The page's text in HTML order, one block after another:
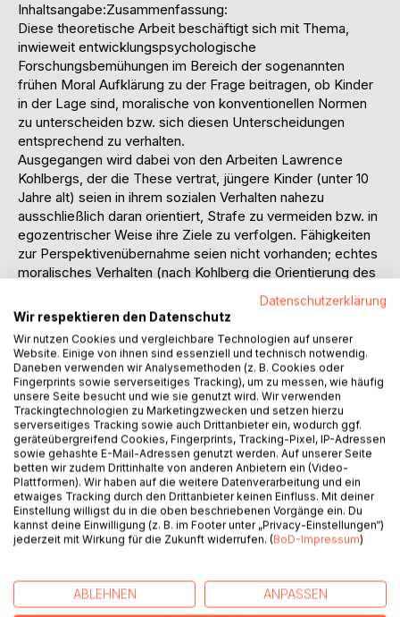
Inhaltsangabe:Zusammenfassung:
Diese theoretische Arbeit beschäftigt sich mit Thema,
inwieweit entwicklungspsychologische
Forschungsbemühungen im Bereich der sogenannten
frühen Moral Aufklärung zu der Frage beitragen, ob Kinder
in der Lage sind, moralische von konventionellen Normen
zu unterscheiden bzw. sich diesen Unterscheidungen
entsprechend zu verhalten.
Ausgegangen wird dabei von den Arbeiten Lawrence
Kohlbergs, der die These vertrat, jüngere Kinder (unter 10
Jahre alt) seien in ihrem sozialen Verhalten nahezu
ausschließlich daran orientiert, Strafe zu vermeiden bzw. in
egozentrischer Weise ihre Ziele zu verfolgen. Fähigkeiten
zur Perspektivenübernahme seien nicht vorhanden; echtes
moralisches Verhalten (nach Kohlberg die Orientierung des
Handelns an Maßstäben der Gerechtigkeit) sei somit bei
ihnen nicht möglich.
Innerhalb verschiedener Forschungsansätze wurde diese
Sicht der moralischen Kompetenz jüngerer Kinder in Frage
gestellt. Es stellte sich heraus, dass Kinder unter
bestimmten Bedingungen sehr wohl Entscheidungen
treffen können, die sie mit Rückgriff auf moralische
Normen begründen. Sie sind auch fähig, konventionelle von
moralischen Normen zu unterscheiden, indem sie
moralische Verhaltensregeln beispielsweise als weniger
veränderbar betrachten als Konventionen.
In meinem Überblick stelle ich die verschiedenen
theoretischen und methodologischen Vorgehensweisen
der Ansätze dar und arbeite heraus, welche Unterschiede
führen. Dabei stellt sich unter anderem heraus, dass
bestimmte Untersuchungsdesigns geradezu verhindern,
Datenschutzerklärung
Wir respektieren den Datenschutz
Wir nutzen Cookies und vergleichbare Technologien auf unserer
Website. Einige von ihnen sind essenziell und technisch notwendig.
Daneben verwenden wir Analysemethoden (z. B. Cookies oder
Fingerprints sowie serverseitiges Tracking), um zu messen, wie häufig
unsere Seite besucht und wie sie genutzt wird. Wir verwenden
Trackingtechnologien zu Marketingzwecken und setzen hierzu
serverseitiges Tracking sowie auch Drittanbieter ein, wodurch ggf.
geräteübergreifend Cookies, Fingerprints, Tracking-Pixel, IP-Adressen
sowie gehashte E-Mail-Adressen genutzt werden. Auf unserer Seite
betten wir zudem Drittinhalte von anderen Anbietern ein (Video-
Plattformen). Wir haben auf die weitere Datenverarbeitung und ein
etwaiges Tracking durch den Drittanbieter keinen Einfluss. Mit deiner
Einstellung willigst du in die oben beschriebenen Vorgänge ein. Du
kannst deine Einwilligung (z. B. im Footer unter „Privacy-Einstellungen“)
jederzeit mit Wirkung für die Zukunft widerrufen. (BoD-Impressum)
ABLEHNEN ANPASSEN